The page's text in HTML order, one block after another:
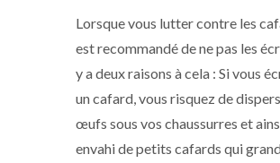
Lorsque vous lutter contre les
est recommandé de ne pas les
y a deux raisons à cela : Si vous
un cafard, vous risquez de
œufs sous vos chaussurres et
envahi de petits cafards qui